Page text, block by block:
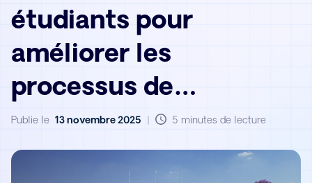
étudiants pour
améliorer les
processus de
rétroaction à
l'université de
Publie le 13 novembre 2025 5 minutes de lecture